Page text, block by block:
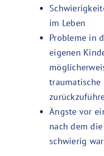
im Leben
Probleme in
eigenen
traumatische
Ängste vor
nach dem
schwierig war